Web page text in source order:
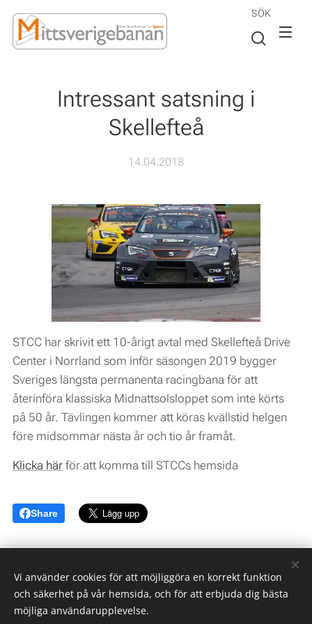
SÖK
Intressant satsning i
Skellefteå
14.04.2018
STCC har skrivit ett 10-årigt avtal med Skellefteå Drive
Center i Norrland som inför säsongen 2019 bygger
Sveriges längsta permanenta racingbana för att
återinföra klassiska Midnattsolsloppet som inte körts
på 50 år. Tävlingen kommer att köras kvällstid helgen
före midsommar nästa år och tio år framåt.
Klicka här för att komma till STCCs hemsida
Share
Norrlands Motorpark AB med Mittsverigebanan -
Vi använder cookies för att möjliggöra en korrekt funktion
och säkerhet på vår hemsida, och för att erbjuda dig bästa
möjliga användarupplevelse.